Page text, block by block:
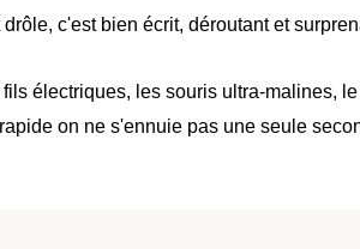
drôle, c'est bien écrit, déroutant et
électriques, les souris ultra-malines,
on ne s'ennuie pas une seule